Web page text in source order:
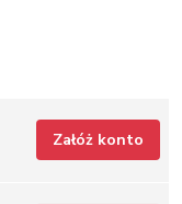
Załóż konto